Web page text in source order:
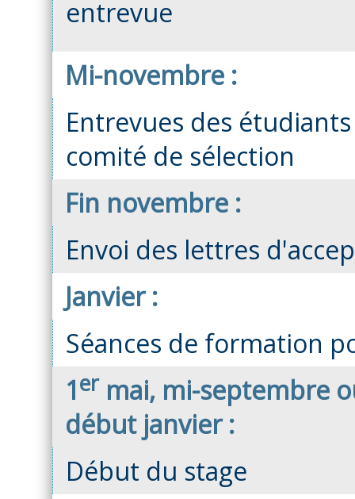
entrevue
Mi-novembre :
Entrevues des
comité de sélection
Fin novembre :
Envoi des lettres
Janvier :
Séances de formation
1ermai, mi-septembre
début janvier :
Début du stage